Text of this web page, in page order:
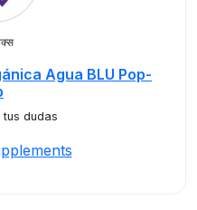
Agua BLU Pop-
tus dudas